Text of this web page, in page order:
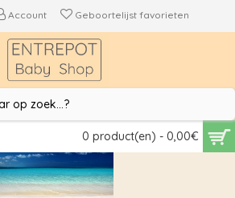
Account Geboortelijst favorieten
0 product(en) - 0,00€